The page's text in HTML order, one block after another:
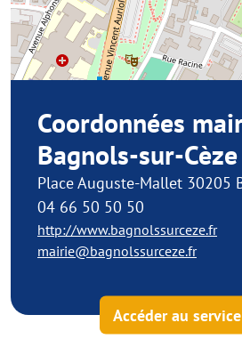
Coordonnées
Bagnols-sur-Cèze
Place Auguste-Mallet 30205
04 66 50 50 50
http://www.bagnolssurceze.fr
mairie@bagnolssurceze.fr
Accéder au service